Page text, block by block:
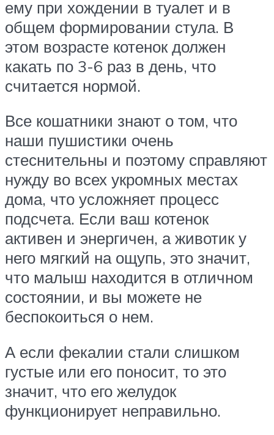
ему при хождении в туалет и в
общем формировании стула. В
этом возрасте котенок должен
какать по 3-6 раз в день, что
считается нормой.
Все кошатники знают о том, что
наши пушистики очень
стеснительны и поэтому справляют
нужду во всех укромных местах
дома, что усложняет процесс
подсчета. Если ваш котенок
активен и энергичен, а животик у
него мягкий на ощупь, это значит,
что малыш находится в отличном
состоянии, и вы можете не
беспокоиться о нем.
А если фекалии стали слишком
густые или его поносит, то это
значит, что его желудок
функционирует неправильно.